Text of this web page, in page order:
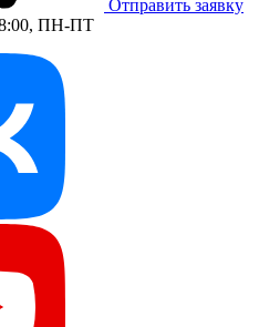
Отправить заявку
ПН-ПТ